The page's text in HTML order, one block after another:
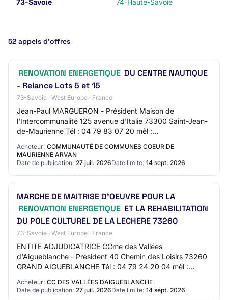
73-Savoie
74-Haute-Savoie
52 appels d’offres
RENOVATION ENERGETIQUE DU CENTRE NAUTIQUE
- Relance Lots 5 et 15
73-Savoie · West Europe · France
Jean-Paul MARGUERON - Président Maison de
l'Intercommunalité 125 avenue d'Italie 73300 Saint-Jean-
de-Maurienne Tél : 04 79 83 07 20 mèl :
alexandra.amrhein@3cma73.com web :
http://www.coeurdemaurienn…
Acheteur: COMMUNAUTÉ DE COMMUNES COEUR DE
MAURIENNE ARVAN
Date de publication: 27 juil. 2026Date limite: 14 sept. 2026
MARCHE DE MAITRISE D'OEUVRE POUR LA
RENOVATION ENERGETIQUE ET LA REHABILITATION
DU POLE CULTUREL DE LA LECHERE 73260
73-Savoie · West Europe · France
ENTITE ADJUDICATRICE CCme des Vallées
d'Aigueblanche - Président 40 Chemin des Loisirs 73260
GRAND AIGUEBLANCHE Tél : 04 79 24 20 04 mèl :
meryl.gout@ccva-savoie.com web : http://www.ccva-
savoie.com…
Acheteur: CC DES VALLÉES DAIGUEBLANCHE
Date de publication: 27 juil. 2026Date limite: 14 sept. 2026